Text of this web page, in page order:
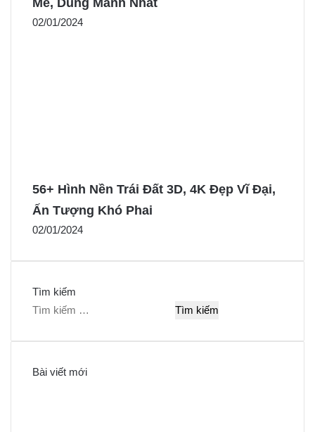
02/01/2024
56+ Hình Nền Trái Đất 3D, 4K Đẹp Vĩ Đại,
Ấn Tượng Khó Phai
02/01/2024
Tìm kiếm
T
Bài viết mới